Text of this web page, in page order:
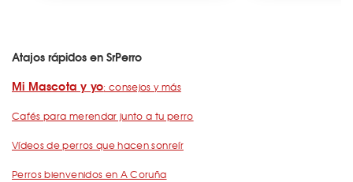
Atajos rápidos en SrPerro
Mi Mascota y yo: consejos y más
Cafés para merendar junto a tu perro
Vídeos de perros que hacen sonreír
Perros bienvenidos en A Coruña